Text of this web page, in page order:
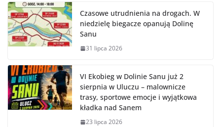
Czasowe utrudnienia na drogach. W
niedzielę biegacze opanują Dolinę
Sanu
31 lipca 2026
VI Ekobieg w Dolinie Sanu już 2
sierpnia w Uluczu – malownicze
trasy, sportowe emocje i wyjątkowa
kładka nad Sanem
23 lipca 2026